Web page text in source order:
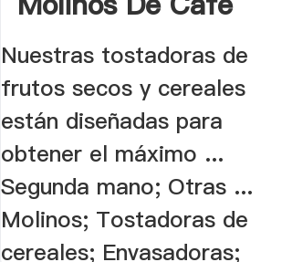
Nuestras tostadoras de
frutos secos y cereales
están diseñadas para
obtener el máximo ...
Segunda mano; Otras ...
Molinos; Tostadoras de
cereales; Envasadoras;